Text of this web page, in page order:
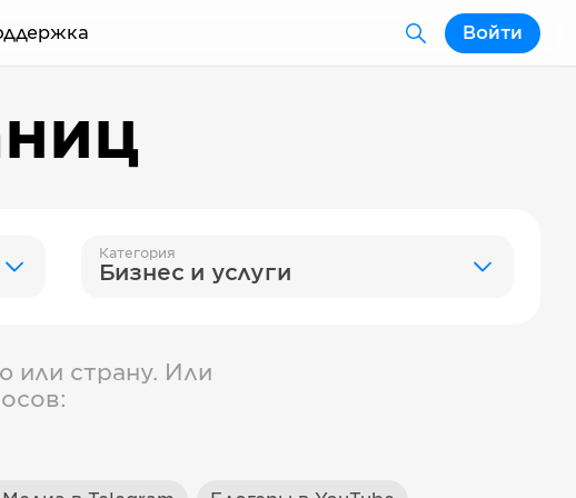
Войти
Категория
Бизнес и услуги
или страну. Или